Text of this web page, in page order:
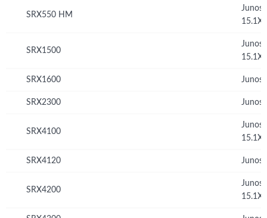
SRX550 HM
Junos
SRX1500
Junos
SRX1600 Junos
SRX2300 Junos
SRX4100
Junos
SRX4120 Junos
SRX4200
Junos